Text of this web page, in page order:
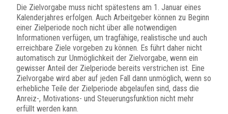
Die Zielvorgabe muss nicht spätestens am 1. Januar eines
Kalenderjahres erfolgen. Auch Arbeitgeber können zu Beginn
einer Zielperiode noch nicht über alle notwendigen
Informationen verfügen, um tragfähige, realistische und auch
erreichbare Ziele vorgeben zu können. Es führt daher nicht
automatisch zur Unmöglichkeit der Zielvorgabe, wenn ein
gewisser Anteil der Zielperiode bereits verstrichen ist. Eine
Zielvorgabe wird aber auf jeden Fall dann unmöglich, wenn so
erhebliche Teile der Zielperiode abgelaufen sind, dass die
Anreiz-, Motivations- und Steuerungsfunktion nicht mehr
erfüllt werden kann.